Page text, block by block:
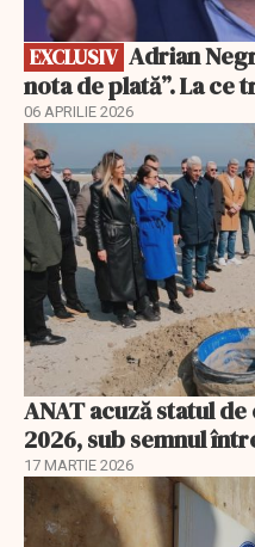
EXCLUSIV
nota de plată”. La ce
06 APRILIE 2026
ANAT acuză statul
2026, sub semnul
17 MARTIE 2026